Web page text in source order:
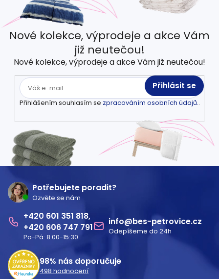
Nové kolekce, výprodeje a akce Vám
již neutečou!
Nové kolekce, výprodeje a akce Vám již neutečou!
Přihlášením souhlasím se zpracováním osobních údajů..
Přihlásit se
Potřebujete poradit?
Ozvěte se nám
601 351 818
606 747 791
Po-Pá: 8:00-15:30
info@bes-petrovice.cz
Odepíšeme do 24h
98% nás doporučuje
498 hodnocení